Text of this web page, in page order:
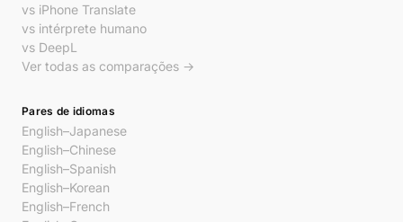
vs iPhone Translate
vs intérprete humano
vs DeepL
Ver todas as comparações →
Pares de idiomas
English–Japanese
English–Chinese
English–Spanish
English–Korean
English–French